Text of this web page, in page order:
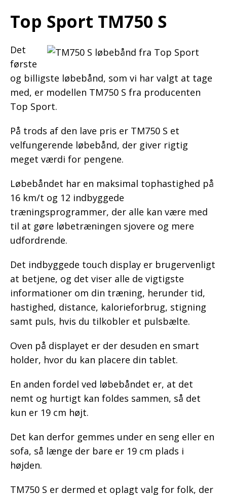
Top Sport TM750 S
Det
første
og billigste løbebånd, som vi har valgt at tage
med, er modellen TM750 S fra producenten
Top Sport.
På trods af den lave pris er TM750 S et
velfungerende løbebånd, der giver rigtig
meget værdi for pengene.
Løbebåndet har en maksimal tophastighed på
16 km/t og 12 indbyggede
træningsprogrammer, der alle kan være med
til at gøre løbetræningen sjovere og mere
udfordrende.
Det indbyggede touch display er brugervenligt
at betjene, og det viser alle de vigtigste
informationer om din træning, herunder tid,
hastighed, distance, kalorieforbrug, stigning
samt puls, hvis du tilkobler et pulsbælte.
Oven på displayet er der desuden en smart
holder, hvor du kan placere din tablet.
En anden fordel ved løbebåndet er, at det
nemt og hurtigt kan foldes sammen, så det
kun er 19 cm højt.
Det kan derfor gemmes under en seng eller en
sofa, så længe der bare er 19 cm plads i
højden.
TM750 S er dermed et oplagt valg for folk, der